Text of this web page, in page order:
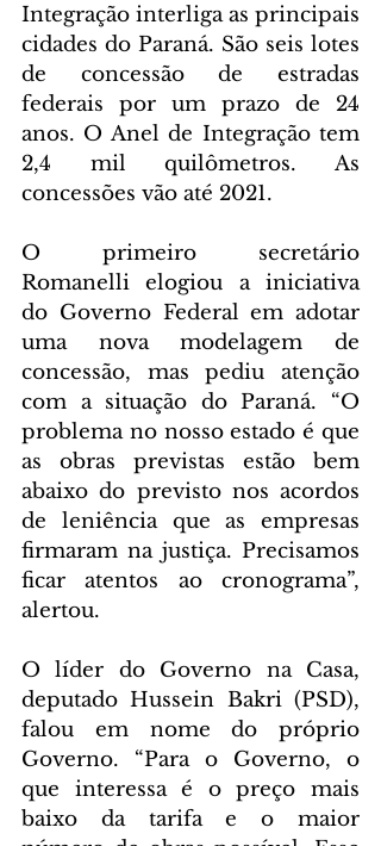
Integração interliga as principais
cidades do Paraná. São seis lotes
de concessão de estradas
federais por um prazo de 24
anos. O Anel de Integração tem
2,4 mil quilômetros. As
concessões vão até 2021.
O primeiro secretário
Romanelli elogiou a iniciativa
do Governo Federal em adotar
uma nova modelagem de
concessão, mas pediu atenção
com a situação do Paraná. “O
problema no nosso estado é que
as obras previstas estão bem
abaixo do previsto nos acordos
de leniência que as empresas
firmaram na justiça. Precisamos
ficar atentos ao cronograma”,
alertou.
O líder do Governo na Casa,
deputado Hussein Bakri (PSD),
falou em nome do próprio
Governo. “Para o Governo, o
que interessa é o preço mais
baixo da tarifa e o maior